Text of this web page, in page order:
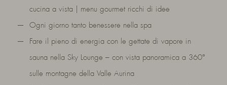
cucina a vista | menu gourmet ricchi di idee
Ogni giorno tanto benessere nella spa
Fare il pieno di energia con le gettate di vapore in
sauna nella Sky Lounge – con vista panoramica a 360°
sulle montagne della Valle Aurina